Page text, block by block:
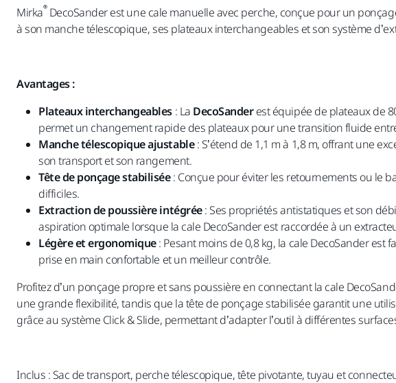
Mirka®DecoSander est une cale manuelle avec perche, conçue pour un
à son manche télescopique, ses plateaux interchangeables et son système
Avantages :
Plateaux interchangeables : La DecoSanderest équipée de plateaux de
permet un changement rapide des plateaux pour une transition fluide
Manche télescopique ajustable: S’étend de 1,1 m à 1,8 m, offrant une
son transport et son rangement.
Tête de ponçage stabilisée: Conçue pour éviter les retournements ou le
difficiles.
Extraction de poussière intégrée: Ses propriétés antistatiques et son
aspiration optimale lorsque la cale DecoSander est raccordée à un
Légère et ergonomique: Pesant moins de 0,8 kg, la cale DecoSander
prise en main confortable et un meilleur contrôle.
Profitez d’un ponçage propre et sans poussière en connectant la cale
une grande flexibilité, tandis que la tête de ponçage stabilisée garantit une
grâce au système Click & Slide, permettant d’adapter l’outil à différentes
Inclus : Sac de transport, perche télescopique, tête pivotante, tuyau et